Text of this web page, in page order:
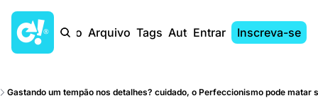
Início Arquivo Tags AutoresEntrar Inscreva-se
Gastando um tempão nos detalhes? cuidado, o Perfeccionismo pode matar